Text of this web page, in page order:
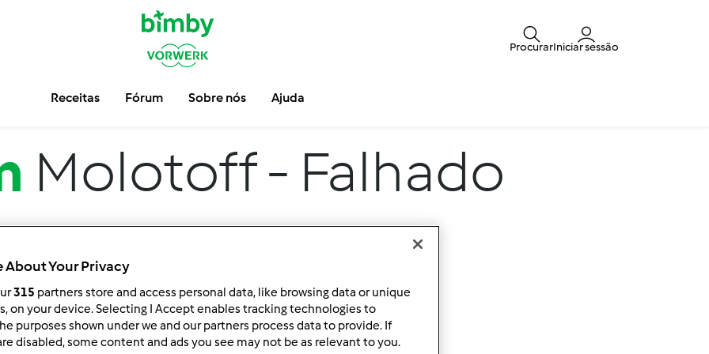
ProcurarIniciar sessão
Receitas Fórum Sobre nós Ajuda
Molotoff - Falhado
por:
Resultados por página:
About Your Privacy
315 partners store and access personal data, like browsing data or unique
on your device. Selecting I Accept enables tracking technologies to
purposes shown under we and our partners process data to provide. If
disabled, some content and ads you see may not be as relevant to you.